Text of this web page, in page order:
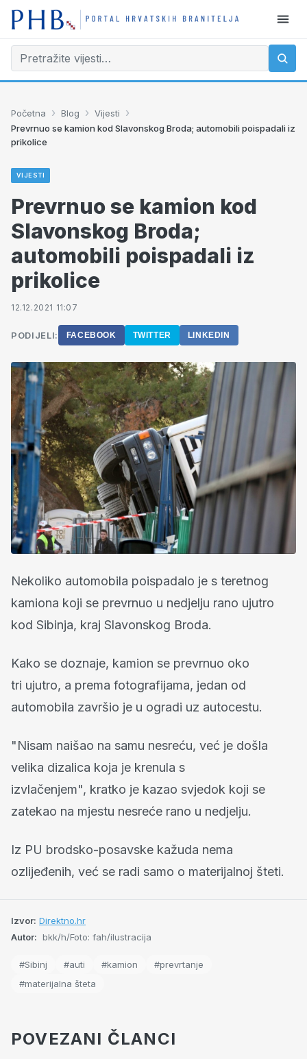
Početna › Blog › Vijesti ›
Prevrnuo se kamion kod Slavonskog Broda; automobili poispadali iz
prikolice
VIJESTI
Prevrnuo se kamion kod
Slavonskog Broda;
automobili poispadali iz
prikolice
12.12.2021 11:07
PODIJELI: FACEBOOK TWITTER LINKEDIN
Nekoliko automobila poispadalo je s teretnog
kamiona koji se prevrnuo u nedjelju rano ujutro
kod Sibinja, kraj Slavonskog Broda.
Kako se doznaje, kamion se prevrnuo oko
tri ujutro, a prema fotografijama, jedan od
automobila završio je u ogradi uz autocestu.
"Nisam naišao na samu nesreću, već je došla
velika dizalica koja je krenula s
izvlačenjem", kratko je kazao svjedok koji se
zatekao na mjestu nesreće rano u nedjelju.
Iz PU brodsko-posavske kažuda nema
ozlijeđenih, već se radi samo o materijalnoj šteti.
Izvor: Direktno.hr
Autor: bkk/h/Foto: fah/ilustracija
#Sibinj #auti #kamion
#prevrtanje
#materijalna šteta
POVEZANI ČLANCI